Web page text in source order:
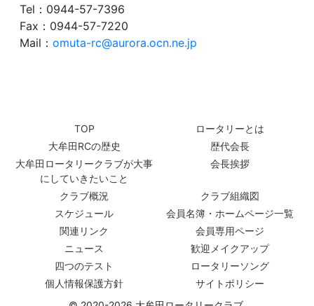
Tel：0944-57-7396
Fax：0944-57-7220
Mail：omuta-rc@aurora.ocn.ne.jp
TOP
ロータリーとは
大牟田RCの歴史
歴代会長
大牟田ロータリークラブが大事
にしていきたいこと
会長挨拶
クラブ概況
クラブ組織図
スケジュール
会員名簿・ホームページ一覧
関連リンク
会員専用ページ
ニュース
歓迎メイクアップ
四つのテスト
ロータリーソング
個人情報保護方針
サイトポリシー